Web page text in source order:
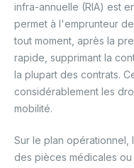
infra-annuelle (RIA) est
permet à l'emprunteur
tout moment, après la
rapide, supprimant la
la plupart des contrats.
considérablement les
mobilité.
Sur le plan
des pièces médicales